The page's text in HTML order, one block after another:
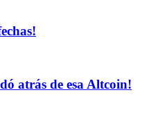
atrás de esa Altcoin!